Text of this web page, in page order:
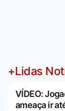
+Lidas
VÍDEO:
ameaça ir